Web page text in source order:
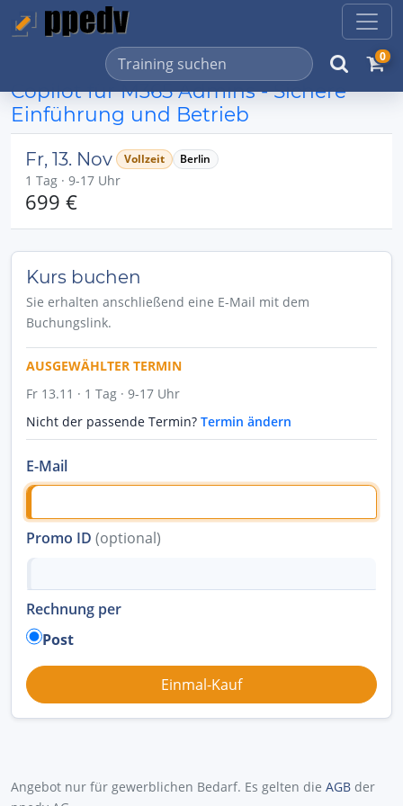
0
Copilot für M365 Admins - Sichere
Einführung und Betrieb
Fr, 13. Nov Vollzeit Berlin
1 Tag · 9-17 Uhr
699 €
Kurs buchen
Sie erhalten anschließend eine E-Mail mit dem
Buchungslink.
AUSGEWÄHLTER TERMIN
Fr 13.11 · 1 Tag · 9-17 Uhr
Nicht der passende Termin? Termin ändern
E-Mail
Promo ID (optional)
Rechnung per
Post
Angebot nur für gewerblichen Bedarf. Es gelten die AGB der